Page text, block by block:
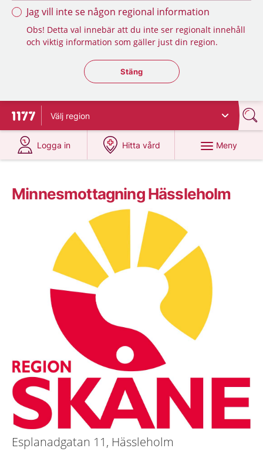
Jag vill inte se någon regional information
Obs! Detta val innebär att du inte ser regionalt innehåll
och viktig information som gäller just din region.
Stäng regionsväljaren
Stäng
Till startsidan för 1177
Välj region
Logga in
på 1177.se
Hitta vård
på 1177.se
Meny
Minnesmottagning Hässleholm
Esplanadgatan 11, Hässleholm